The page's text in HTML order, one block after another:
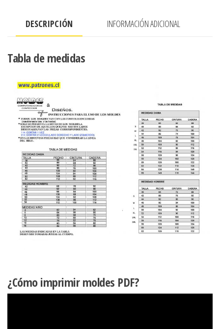
V,
CAMISERO
Y
RUEDO
SEMI
EVASE
cantidad
DESCRIPCIÓN INFORMACIÓN ADICIONAL
Tabla de medidas
¿Cómo imprimir moldes PDF?